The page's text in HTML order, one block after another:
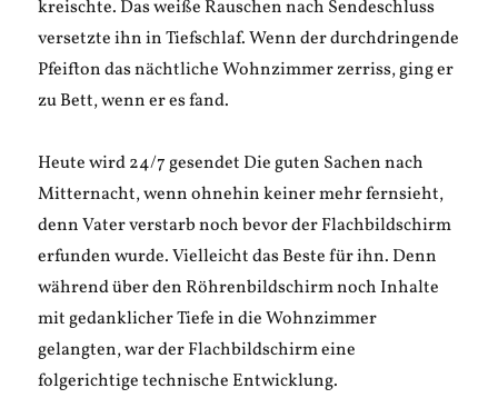
kreischte. Das weiße Rauschen nach Sendeschluss
versetzte ihn in Tiefschlaf. Wenn der durchdringende
Pfeifton das nächtliche Wohnzimmer zerriss, ging er
zu Bett, wenn er es fand.
Heute wird 24/7 gesendet Die guten Sachen nach
Mitternacht, wenn ohnehin keiner mehr fernsieht,
denn Vater verstarb noch bevor der Flachbildschirm
erfunden wurde. Vielleicht das Beste für ihn. Denn
während über den Röhrenbildschirm noch Inhalte
mit gedanklicher Tiefe in die Wohnzimmer
gelangten, war der Flachbildschirm eine
folgerichtige technische Entwicklung.